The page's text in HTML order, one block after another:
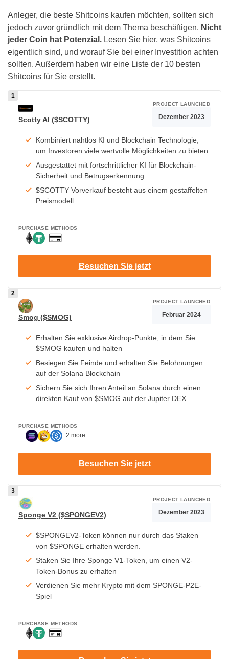
Anleger, die beste Shitcoins kaufen möchten, sollten sich
jedoch zuvor gründlich mit dem Thema beschäftigen. Nicht
jeder Coin hat Potenzial. Lesen Sie hier, was Shitcoins
eigentlich sind, und worauf Sie bei einer Investition achten
sollten. Außerdem haben wir eine Liste der 10 besten
Shitcoins für Sie erstellt.
Scotty AI ($SCOTTY)
Kombiniert nahtlos KI und Blockchain Technologie,
um Investoren viele wertvolle Möglichkeiten zu bieten
Ausgestattet mit fortschrittlicher KI für Blockchain-
Sicherheit und Betrugserkennung
$SCOTTY Vorverkauf besteht aus einem gestaffelten
Preismodell
PROJECT LAUNCHED
Dezember 2023
PURCHASE METHODS
Besuchen Sie jetzt
Smog ($SMOG)
Erhalten Sie exklusive Airdrop-Punkte, in dem Sie
$SMOG kaufen und halten
Besiegen Sie Feinde und erhalten Sie Belohnungen
auf der Solana Blockchain
Sichern Sie sich Ihren Anteil an Solana durch einen
direkten Kauf von $SMOG auf der Jupiter DEX
PROJECT LAUNCHED
Februar 2024
PURCHASE METHODS
+2 more
Besuchen Sie jetzt
Sponge V2 ($SPONGEV2)
$SPONGEV2-Token können nur durch das Staken
von $SPONGE erhalten werden.
Staken Sie Ihre Sponge V1-Token, um einen V2-
Token-Bonus zu erhalten
Verdienen Sie mehr Krypto mit dem SPONGE-P2E-
Spiel
PROJECT LAUNCHED
Dezember 2023
PURCHASE METHODS